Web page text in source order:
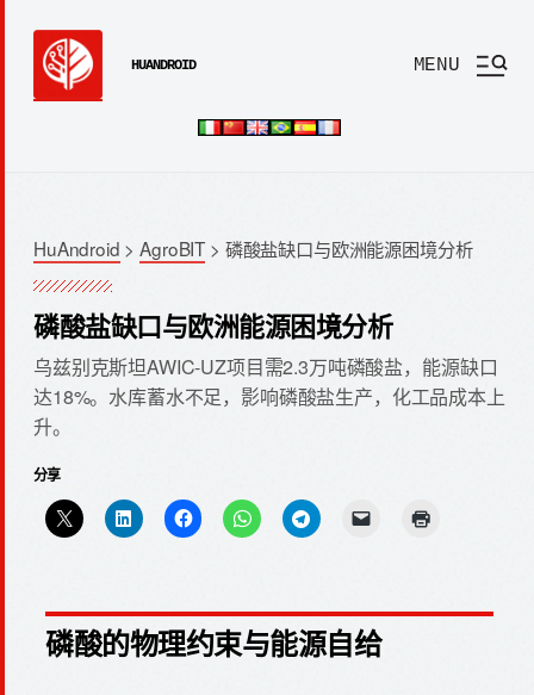
HUANDROID MENU
HuAndroid >AgroBIT > 磷酸盐缺口与欧洲能源困境分析
磷酸盐缺口与欧洲能源困境分析
乌兹别克斯坦AWIC-UZ项目需2.3万吨磷酸盐，能源缺口
达18%。水库蓄水不足，影响磷酸盐生产，化工品成本上
升。
分享
磷酸的物理约束与能源自给